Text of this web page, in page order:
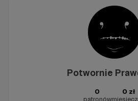
Potwornie
0
patronów
0 zł